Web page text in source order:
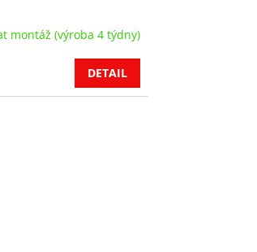
montáž (výroba 4 týdny)
DETAIL